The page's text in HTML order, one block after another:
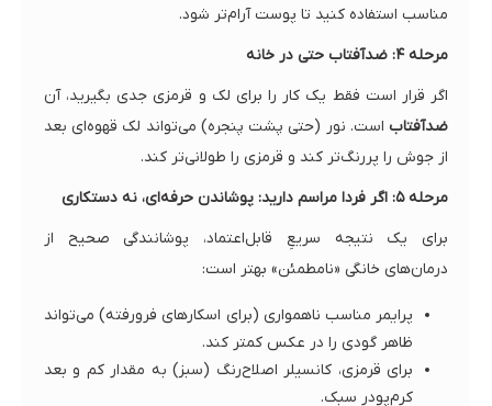
مناسب استفاده کنید تا پوست آرام‌تر شود.
مرحله ۴: ضدآفتاب حتی در خانه
اگر قرار است فقط یک کار را برای لک و قرمزی جدی بگیرید، آن
ضدآفتاب است. نور (حتی پشت پنجره) می‌تواند لک قهوه‌ای بعد
از جوش را پررنگ‌تر کند و قرمزی را طولانی‌تر کند.
مرحله ۵: اگر فردا مراسم دارید: پوشاندن حرفه‌ای، نه دستکاری
برای یک نتیجه سریعِ قابل‌اعتماد، پوشانندگی صحیح از
درمان‌های خانگی «نامطمئن» بهتر است:
پرایمر مناسب ناهمواری (برای اسکارهای فرورفته) می‌تواند
ظاهر گودی را در عکس کمتر کند.
برای قرمزی، کانسیلر اصلاح‌رنگ (سبز) به مقدار کم و بعد
کرم‌پودر سبک.